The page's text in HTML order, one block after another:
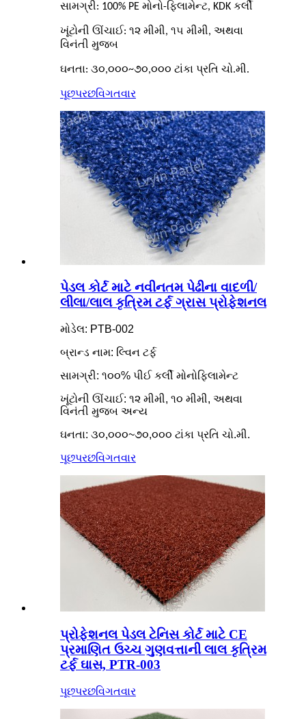
સામગ્રી: 100% PE મોનો-ફિલામેન્ટ, KDK કર્લી
ખૂંટોની ઊંચાઈ: ૧૨ મીમી, ૧૫ મીમી, અથવા
વિનંતી મુજબ
ઘનતા: ૩૦,૦૦૦~૭૦,૦૦૦ ટાંકા પ્રતિ ચો.મી.
પૂછપરછવિગતવાર
પેડલ કોર્ટ માટે નવીનતમ પેઢીના વાદળી/
લીલા/લાલ કૃત્રિમ ટર્ફ ગ્રાસ પ્રોફેશનલ
મોડેલ: PTB-002
બ્રાન્ડ નામ: લ્વિન ટર્ફ
સામગ્રી: ૧૦૦% પીઈ કર્લી મોનોફિલામેન્ટ
ખૂંટોની ઊંચાઈ: ૧૨ મીમી, ૧૦ મીમી, અથવા
વિનંતી મુજબ અન્ય
ઘનતા: ૩૦,૦૦૦~૭૦,૦૦૦ ટાંકા પ્રતિ ચો.મી.
પૂછપરછવિગતવાર
પ્રોફેશનલ પેડલ ટેનિસ કોર્ટ માટે CE
પ્રમાણિત ઉચ્ચ ગુણવત્તાની લાલ કૃત્રિમ
ટર્ફ ઘાસ, PTR-003
પૂછપરછવિગતવાર